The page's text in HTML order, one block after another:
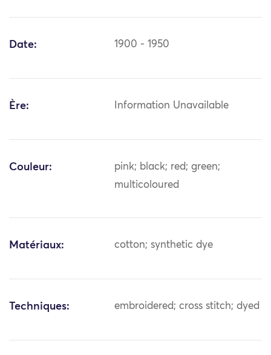
Date: 1900 - 1950
Ère: Information Unavailable
Couleur:
pink; black; red; green;
multicoloured
Matériaux: cotton; synthetic dye
Techniques: embroidered; cross stitch; dyed